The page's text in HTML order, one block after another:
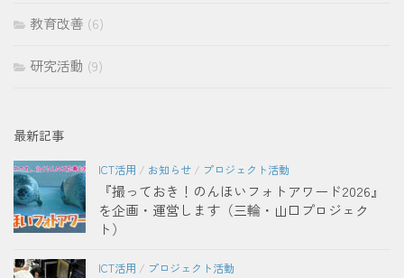
教育改善 (6)
研究活動 (9)
最新記事
ICT活用 / お知らせ / プロジェクト活動
『撮っておき！のんほいフォトアワード2026』
を企画・運営します（三輪・山口プロジェク
ト）
ICT活用 / プロジェクト活動